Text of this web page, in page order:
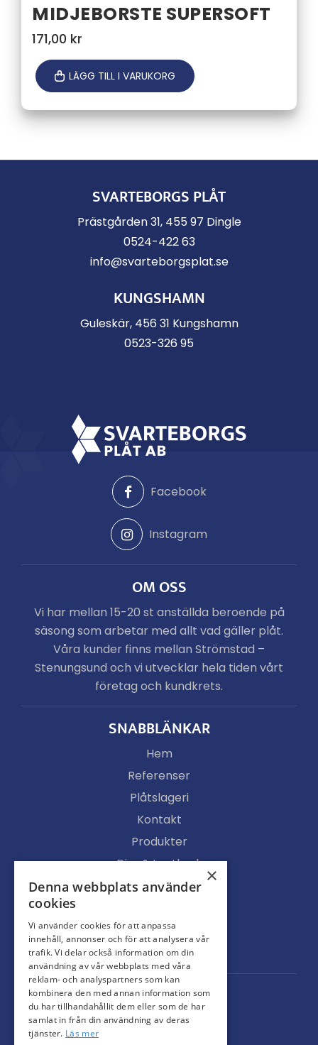
MIDJEBORSTE SUPERSOFT
171,00 kr
LÄGG TILL I VARUKORG
SVARTEBORGS PLÅT
Prästgården 31, 455 97 Dingle
0524-422 63
info@svarteborgsplat.se
KUNGSHAMN
Guleskär, 456 31 Kungshamn
0523-326 95
Facebook
Instagram
OM OSS
Vi har mellan 15-20 st anställda beroende på
säsong som arbetar med allt vad gäller plåt.
Våra kunder finns mellan Strömstad –
Stenungsund och vi utvecklar hela tiden vårt
företag och kundkrets.
SNABBLÄNKAR
Hem
Referenser
Plåtslageri
Kontakt
Produkter
Djur & Lantbruk
Köpvillkor
Ljusgenomsläpp
Portar
×
Denna webbplats använder
cookies
Vi använder cookies för att anpassa
innehåll, annonser och för att analysera vår
trafik. Vi delar också information om din
användning av vår webbplats med våra
reklam- och analyspartners som kan
kombinera den med annan information som
du har tillhandahållit dem eller som de har
samlat in från din användning av deras
tjänster. Läs mer